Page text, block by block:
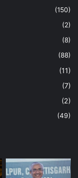
(150)
(2)
(8)
(88)
(11)
(7)
(2)
(49)